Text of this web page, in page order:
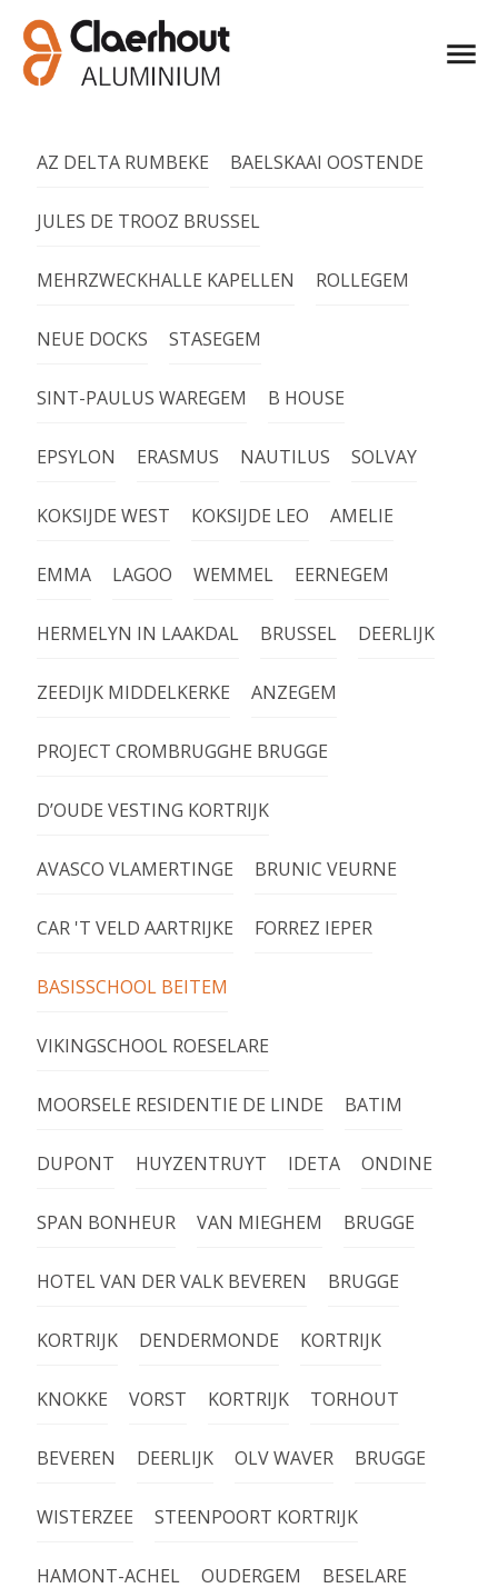
AZ DELTA RUMBEKE BAELSKAAI OOSTENDE
JULES DE TROOZ BRUSSEL
MEHRZWECKHALLE KAPELLEN ROLLEGEM
NEUE DOCKS STASEGEM
SINT-PAULUS WAREGEM B HOUSE
EPSYLON ERASMUS NAUTILUS SOLVAY
KOKSIJDE WEST KOKSIJDE LEO AMELIE
EMMA LAGOO WEMMEL EERNEGEM
HERMELYN IN LAAKDAL BRUSSEL DEERLIJK
ZEEDIJK MIDDELKERKE ANZEGEM
PROJECT CROMBRUGGHE BRUGGE
D’OUDE VESTING KORTRIJK
AVASCO VLAMERTINGE BRUNIC VEURNE
CAR 'T VELD AARTRIJKE FORREZ IEPER
BASISSCHOOL BEITEM
VIKINGSCHOOL ROESELARE
MOORSELE RESIDENTIE DE LINDE BATIM
DUPONT HUYZENTRUYT IDETA ONDINE
SPAN BONHEUR VAN MIEGHEM BRUGGE
HOTEL VAN DER VALK BEVEREN BRUGGE
KORTRIJK DENDERMONDE KORTRIJK
KNOKKE VORST KORTRIJK TORHOUT
BEVEREN DEERLIJK OLV WAVER BRUGGE
WISTERZEE STEENPOORT KORTRIJK
HAMONT-ACHEL OUDERGEM BESELARE